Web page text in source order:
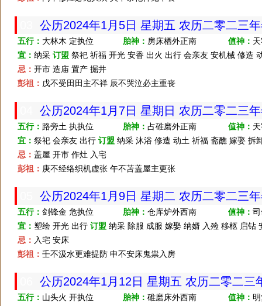
公历2024年1月5日 星期五 农历二零二三
五行： 大林木 定执位 胎神： 房床栖外正南 值神：
宜： 纳采 订盟 祭祀 祈福 开光 安香 出火 出行 会亲友 安机械 修造
忌： 开市 造庙 置产 掘井
彭祖： 戊不受田田主不祥 辰不哭泣必主重丧
公历2024年1月7日 星期日 农历二零二三
五行： 路旁土 执执位 胎神： 占碓磨外正南 值神：
宜： 祭祀 会亲友 出行 订盟 纳采 沐浴 修造 动土 祈福 斋醮 嫁娶 拆
忌： 盖屋 开市 作灶 入宅
彭祖： 庚不经络织机虚张 午不苫盖屋主更张
公历2024年1月9日 星期二 农历二零二三
五行： 剑锋金 危执位 胎神： 仓库炉外西南 值神：
宜： 塑绘 开光 出行 订盟 纳采 除服 成服 嫁娶 纳婿 入殓 移柩 启钻
忌： 入宅 安床
彭祖： 壬不汲水更难提防 申不安床鬼祟入房
公历2024年1月12日 星期五 农历二零二
五行： 山头火 开执位 胎神： 碓磨床外西南 值神：